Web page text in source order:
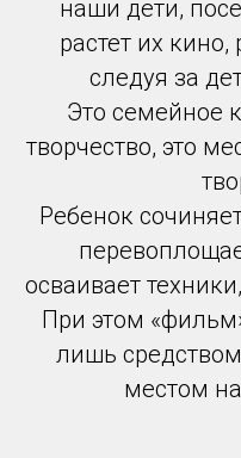
наши дети,
растет их
следуя за
Это семейное
творчество, это
Ребенок
осваивает
При этом
лишь
местом